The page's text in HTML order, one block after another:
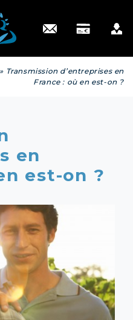
Engagé RSE
Contact
Transmission d’entreprises en
France : où en est-on ?
en
est-on ?